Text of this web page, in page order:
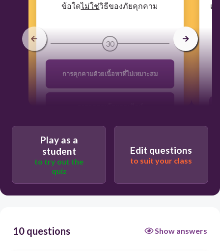
​ข้อใดไม่ใช่วิธีของภัยคุกคาม
30
การคุกคามด้วยเนื้อหาที่ไม่เหมาะสม
การคุกคามโดยใช้โปรแกรม
เ
Play as a
student
to try out the
quiz
Edit questions
to suit your class
10 questions Show answers